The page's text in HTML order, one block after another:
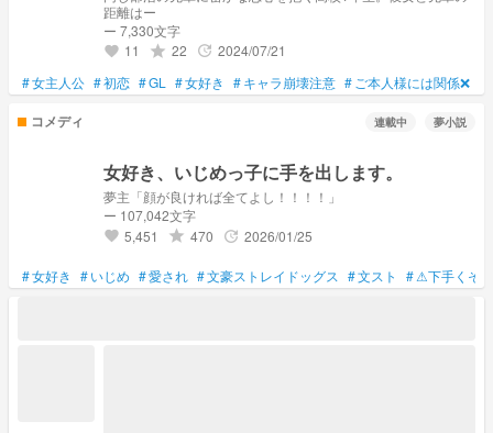
距離はー
ー 7,330文字
favorite 11 grade 22 update 2024/07/21
#女主人公 #初恋 #GL #女好き #キャラ崩壊注意 # ご本人様には関係❌
コメディ 連載中 夢小説
女好き、いじめっ子に手を出します。
夢主「顔が良ければ全てよし！！！！」
ー 107,042文字
favorite 5,451 grade 470 update 2026/01/25
#女好き #いじめ #愛され #文豪ストレイドッグス #文スト #⚠下手くそ⚠